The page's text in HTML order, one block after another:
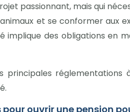
passionnant, mais qui
et se conformer aux
des obligations en
principales
ouvrir une pension